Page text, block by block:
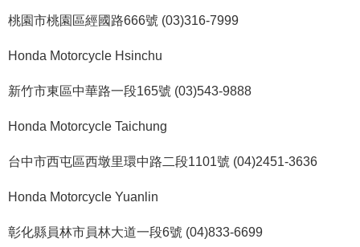
桃園市桃園區經國路666號 (03)316-7999
Honda Motorcycle Hsinchu
新竹市東區中華路一段165號 (03)543-9888
Honda Motorcycle Taichung
台中市西屯區西墩里環中路二段1101號 (04)2451-3636
Honda Motorcycle Yuanlin
彰化縣員林市員林大道一段6號 (04)833-6699